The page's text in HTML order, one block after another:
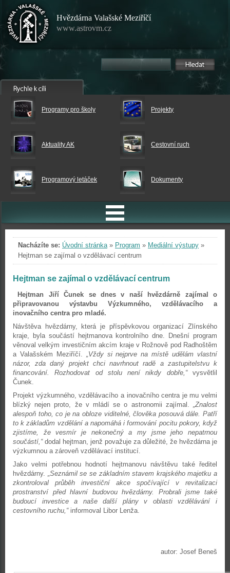
Hvězdárna Valašské Meziříčí
www.astrovm.cz
Programy pro školy Projekty
Aktuality AK Cestovní ruch
Programový letáček Dokumenty
Nacházíte se: Úvodní stránka» Program » Mediální výstupy »
Hejtman se zajímal o vzdělávací centrum
Hejtman se zajímal o vzdělávací centrum
Hejtman Jiří Čunek se dnes v naší hvězdárně zajímal o
připravovanou výstavbu Výzkumného, vzdělávacího a
inovačního centra pro mladé.
Návštěva hvězdárny, která je příspěvkovou organizací Zlínského
kraje, byla součástí hejtmanova kontrolního dne. Dnešní program
věnoval velkým investičním akcím kraje v Rožnově pod Radhoštěm
a Valašském Meziříčí. „Vždy si nejprve na místě udělám vlastní
názor, zda daný projekt chci navrhnout radě a zastupitelstvu k
financování. Rozhodovat od stolu není nikdy dobře,“vysvětlil
Čunek.
Projekt výzkumného, vzdělávacího a inovačního centra je mu velmi
blízký nejen proto, že v mládí se o astronomii zajímal. „Znalost
alespoň toho, co je na obloze viditelné, člověka posouvá dále. Patří
to k základům vzdělání a napomáhá i formování pocitu pokory, když
zjistíme, že vesmír je nekonečný a my jsme jeho nepatrnou
součástí,“dodal hejtman, jenž považuje za důležité, že hvězdárna je
výzkumnou a zároveň vzdělávací institucí.
Jako velmi potřebnou hodnotí hejtmanovu návštěvu také ředitel
hvězdárny. „Seznámil se se základním stavem krajského majetku a
zkontroloval průběh investiční akce spočívající v revitalizaci
prostranství před hlavní budovou hvězdárny. Probrali jsme také
budoucí investice a naše další plány v oblasti vzdělávání i
cestovního ruchu,“ informoval Libor Lenža.
autor: Josef Beneš